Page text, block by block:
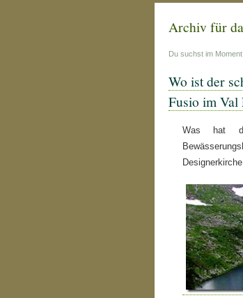
Archiv für
Du suchst im
Wo ist der
Fusio im Val
Was hat